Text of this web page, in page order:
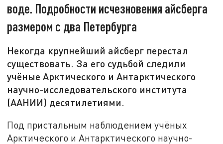
воде. Подробности исчезновения айсберга
размером с два Петербурга
Некогда крупнейший айсберг перестал
существовать. За его судьбой следили
учёные Арктического и Антарктического
научно-исследовательского института
(ААНИИ) десятилетиями.
Под пристальным наблюдением учёных
Арктического и Антарктического научно-